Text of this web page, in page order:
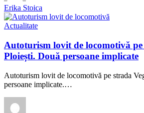
Erika Stoica
Actualitate
Autoturism lovit de locomotivă
Ploiești. Două persoane implicate
Autoturism lovit de locomotivă pe strada
persoane implicate.…